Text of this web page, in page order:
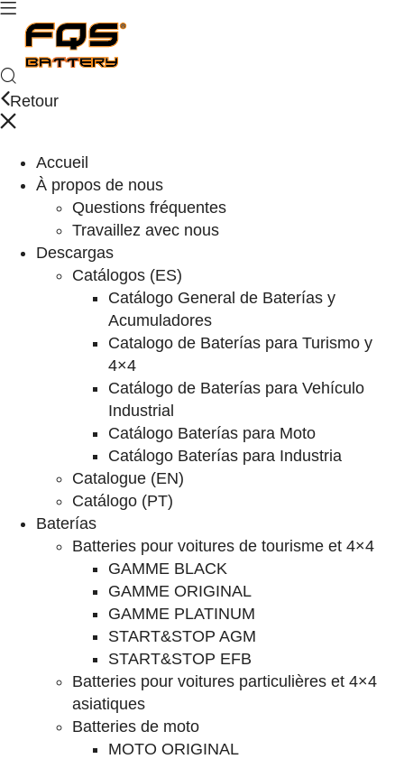
Retour
Accueil
À propos de nous
Questions fréquentes
Travaillez avec nous
Descargas
Catálogos (ES)
Catálogo General de Baterías y
Acumuladores
Catalogo de Baterías para Turismo y
4×4
Catálogo de Baterías para Vehículo
Industrial
Catálogo Baterías para Moto
Catálogo Baterías para Industria
Catalogue (EN)
Catálogo (PT)
Baterías
Batteries pour voitures de tourisme et 4×4
GAMME BLACK
GAMME ORIGINAL
GAMME PLATINUM
START&STOP AGM
START&STOP EFB
Batteries pour voitures particulières et 4×4
asiatiques
Batteries de moto
MOTO ORIGINAL